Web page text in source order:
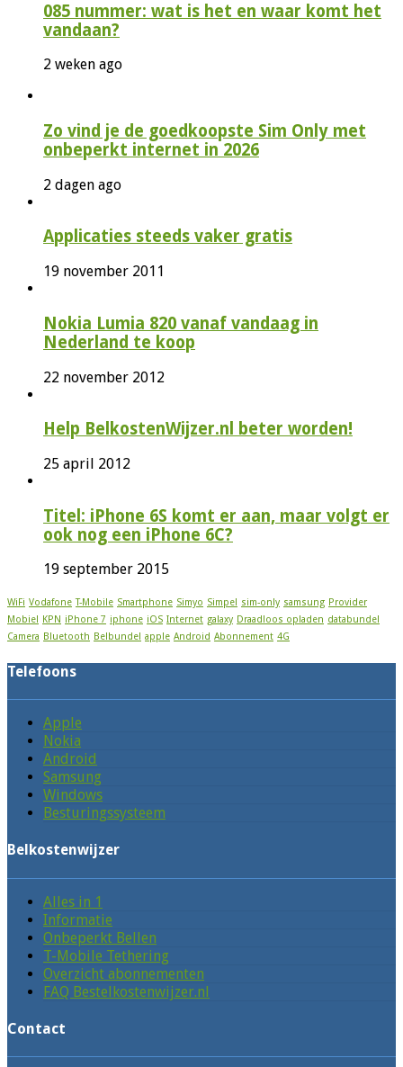
085 nummer: wat is het en waar komt het
vandaan?
2 weken ago
Zo vind je de goedkoopste Sim Only met
onbeperkt internet in 2026
2 dagen ago
Applicaties steeds vaker gratis
19 november 2011
Nokia Lumia 820 vanaf vandaag in
Nederland te koop
22 november 2012
Help BelkostenWijzer.nl beter worden!
25 april 2012
Titel: iPhone 6S komt er aan, maar volgt er
ook nog een iPhone 6C?
19 september 2015
WiFi Vodafone T-Mobile Smartphone Simyo Simpel sim-only samsung Provider
Mobiel
KPN iPhone 7 iphone iOS Internet galaxy Draadloos opladen databundel
Camera Bluetooth Belbundel apple Android Abonnement 4G
Telefoons
Apple
Nokia
Android
Samsung
Windows
Besturingssysteem
Belkostenwijzer
Alles in 1
Informatie
Onbeperkt Bellen
T-Mobile Tethering
Overzicht abonnementen
FAQ Bestelkostenwijzer.nl
Contact